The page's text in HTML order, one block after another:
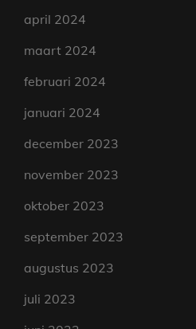
april 2024
maart 2024
februari 2024
januari 2024
december 2023
november 2023
oktober 2023
september 2023
augustus 2023
juli 2023